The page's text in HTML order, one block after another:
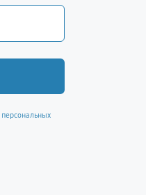
персональных